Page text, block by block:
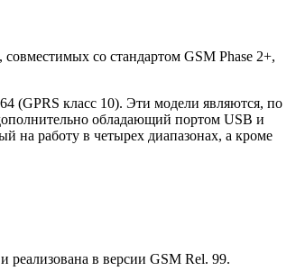
со стандартом GSM Phase 2+,
(GPRS класс 10). Эти модели являются, по
обладающий портом USB и
на работу в четырех диапазонах, а кроме
реализована в версии GSM Rel. 99.